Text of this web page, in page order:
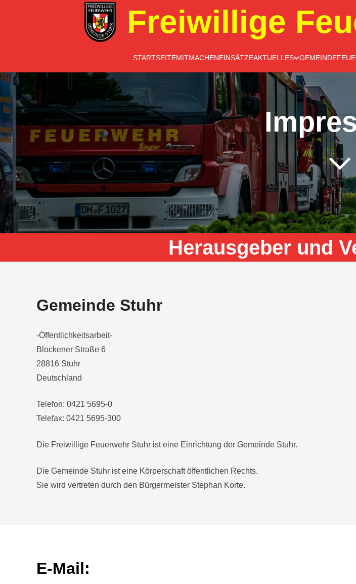
Freiwillige
STARTSEITEMITMACHENEINSÄTZEAKTUELLES
Herausgeber und
Gemeinde Stuhr
-Öffentlichkeitsarbeit-
Blockener Straße 6
28816 Stuhr
Deutschland
Telefon: 0421 5695-0
Telefax: 0421 5695-300
Die Freiwillige Feuerwehr Stuhr ist eine Einrichtung der Gemeinde Stuhr.
Die Gemeinde Stuhr ist eine Körperschaft öffentlichen Rechts.
Sie wird vertreten durch den Bürgermeister Stephan Korte.
E-Mail: